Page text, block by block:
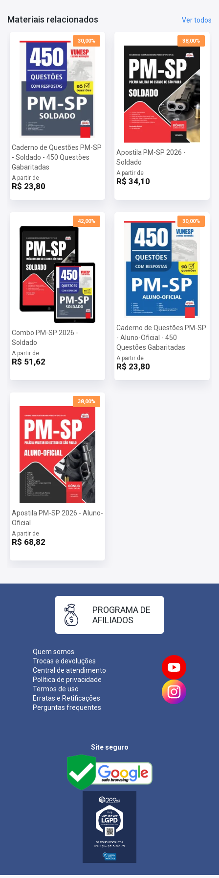
Taxa de Inscrição: R$ 200,00
Materiais relacionados Ver todos
30,00%
Caderno de Questões PM-SP
- Soldado - 450 Questões
Gabaritadas
A partir de
R$ 23,80
38,00%
Apostila PM-SP 2026 -
Soldado
A partir de
R$ 34,10
42,00%
Combo PM-SP 2026 -
Soldado
A partir de
R$ 51,62
30,00%
Caderno de Questões PM-SP
- Aluno-Oficial - 450
Questões Gabaritadas
A partir de
R$ 23,80
38,00%
Apostila PM-SP 2026 - Aluno-
Oficial
A partir de
R$ 68,82
Quem somos
Trocas e devoluções
Central de atendimento
Política de privacidade
Termos de uso
Erratas e Retificações
Perguntas frequentes
PROGRAMA DE
AFILIADOS
Site seguro